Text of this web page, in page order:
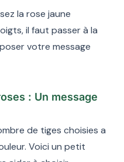
la rose jaune
il faut passer à la
votre message
: Un message
de tiges choisies a
Voici un petit